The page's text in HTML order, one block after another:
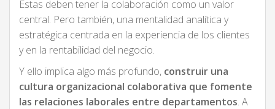
Estas deben tener la colaboración como un valor
central. Pero también, una mentalidad analítica y
estratégica centrada en la experiencia de los clientes
y en la rentabilidad del negocio.
Y ello implica algo más profundo, construir una
cultura organizacional colaborativa que fomente
las relaciones laborales entre departamentos. A